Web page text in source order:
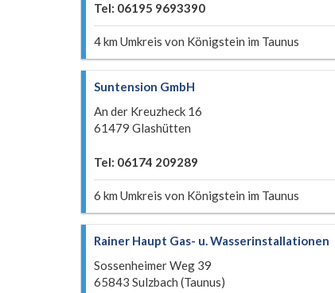
Tel: 06195 9693390
4 km Umkreis von Königstein im Taunus
Suntension GmbH
An der Kreuzheck 16
61479 Glashütten
Tel: 06174 209289
6 km Umkreis von Königstein im Taunus
Rainer Haupt Gas- u. Wasserinstallationen
Sossenheimer Weg 39
65843 Sulzbach (Taunus)